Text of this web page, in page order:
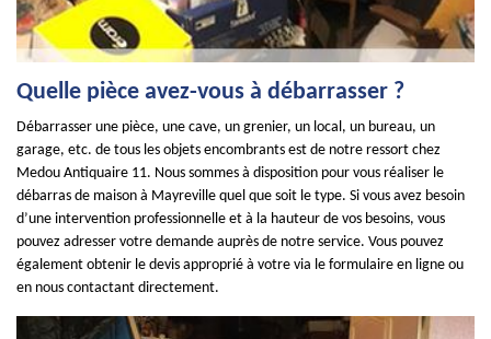
Quelle pièce avez-vous à débarrasser ?
Débarrasser une pièce, une cave, un grenier, un local, un bureau, un
garage, etc. de tous les objets encombrants est de notre ressort chez
Medou Antiquaire 11. Nous sommes à disposition pour vous réaliser le
débarras de maison à Mayreville quel que soit le type. Si vous avez besoin
d’une intervention professionnelle et à la hauteur de vos besoins, vous
pouvez adresser votre demande auprès de notre service. Vous pouvez
également obtenir le devis approprié à votre via le formulaire en ligne ou
en nous contactant directement.